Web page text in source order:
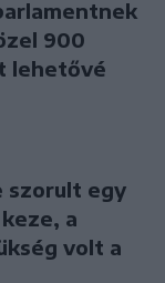
900
lehetővé
szorult egy
a
volt a